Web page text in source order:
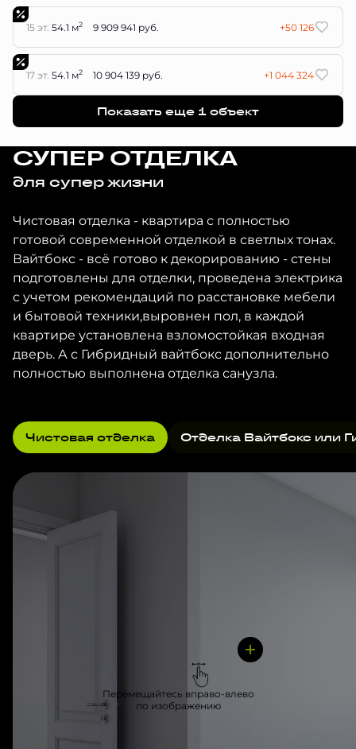
15 эт. 54.1 м2 9 909 941 руб. +50 126
17 эт. 54.1 м2 10 904 139 руб. +1 044 324
Показать еще 1 объект
СУПЕР ОТДЕЛКА
для супер жизни
Чистовая отделка - квартира с полностью
готовой современной отделкой в светлых тонах.
Вайтбокс - всё готово к декорированию - стены
подготовлены для отделки, проведена электрика
с учетом рекомендаций по расстановке мебели
и бытовой техники,выровнен пол, в каждой
квартире установлена взломостойкая входная
дверь. А с Гибридный вайтбокс дополнительно
полностью выполнена отделка санузла.
Чистовая отделка Отделка Вайтбокс или
Перемещайтесь вправо-влево
по изображению